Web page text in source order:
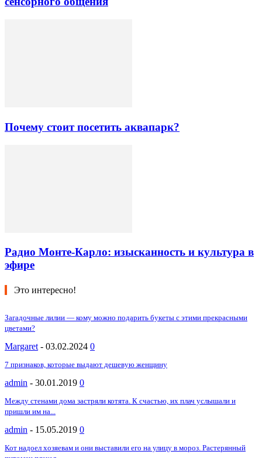
Почему стоит посетить аквапарк?
Радио Монте-Карло: изысканность и культура в
эфире
Это интересно!
Загадочные лилии — кому можно подарить букеты с этими прекрасными
цветами?
Margaret - 03.02.2024 0
7 признаков, которые выдают дешевую женщину
admin - 30.01.2019 0
Между стенами дома застряли котята. К счастью, их плач услышали и
пришли им на...
admin - 15.05.2019 0
Кот надоел хозяевам и они выставили его на улицу в мороз. Растерянный